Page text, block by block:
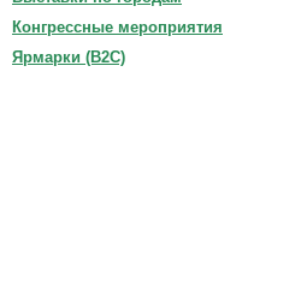
Конгрессные мероприятия
Ярмарки (B2C)